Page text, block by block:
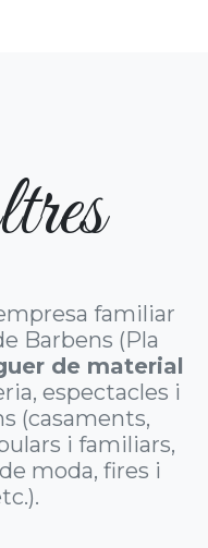
familiar
Barbens (Pla
de material
espectacles i
(casaments,
i familiars,
moda, fires i